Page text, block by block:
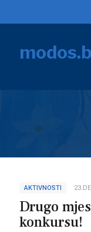
AKTIVNOSTI
Drugo
konkursu!